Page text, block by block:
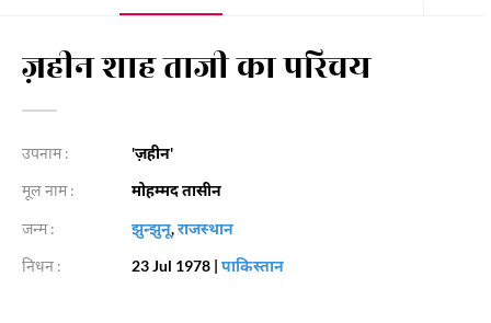
ज़हीन शाह ताजी का परिचय
उपनाम : 'ज़हीन'
मूल नाम : मोहम्मद तासीन
जन्म : झुन्झुनू,राजस्थान
निधन : 23 Jul 1978 | पाकिस्तान